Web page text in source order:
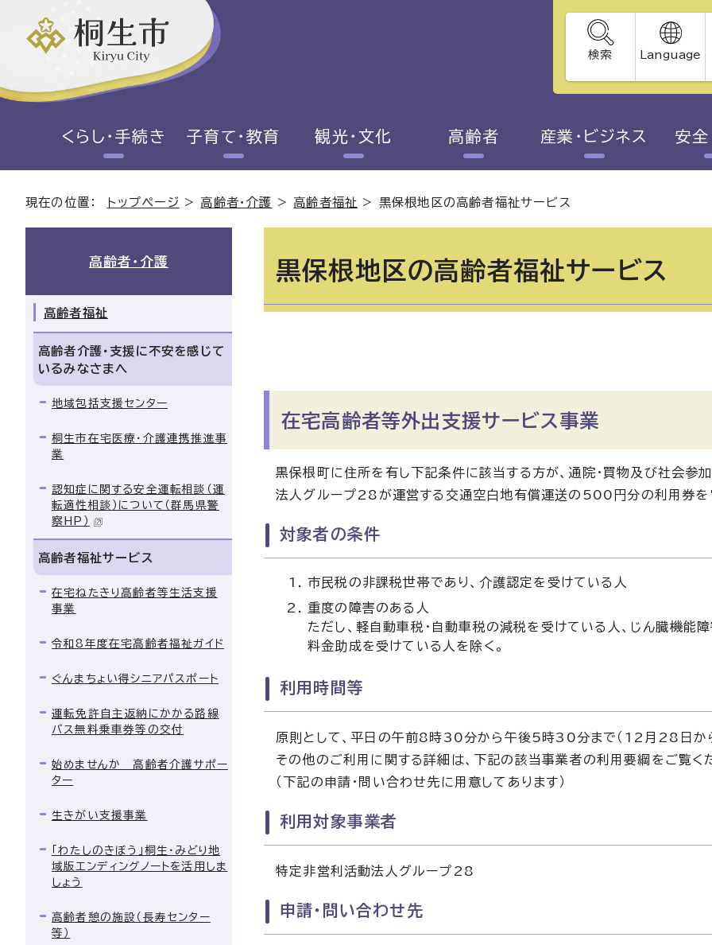
検索 Language
くらし・手続き 子育て・教育 観光・文化 高齢者 産業・ビジネス 安全
現在の位置： トップページ > 高齢者・介護 > 高齢者福祉 > 黒保根地区の高齢者福祉サービス
黒保根地区の高齢者福祉サービス
在宅高齢者等外出支援サービス事業
黒保根町に住所を有し下記条件に該当する方が、通院・買物及び社会参
法人グループ28が運営する交通空白地有償運送の500円分の利用券を
対象者の条件
市民税の非課税世帯であり、介護認定を受けている人
重度の障害のある人
ただし、軽自動車税・自動車税の減税を受けている人、じん臓機能
料金助成を受けている人を除く。
利用時間等
原則として、平日の午前8時30分から午後5時30分まで（12月28日か
その他のご利用に関する詳細は、下記の該当事業者の利用要綱をご覧く
（下記の申請・問い合わせ先に用意してあります）
利用対象事業者
特定非営利活動法人グループ28
申請・問い合わせ先
高齢者・介護
高齢者福祉
高齢者介護・支援に不安を感じて
いるみなさまへ
地域包括支援センター
桐生市在宅医療・介護連携推進事
業
認知症に関する安全運転相談（運
転適性相談）について（群馬県警
察HP）
高齢者福祉サービス
在宅ねたきり高齢者等生活支援
事業
令和8年度在宅高齢者福祉ガイド
ぐんまちょい得シニアパスポート
運転免許自主返納にかかる路線
バス無料乗車券等の交付
始めませんか 高齢者介護サポー
ター
生きがい支援事業
「わたしのきぼう」桐生・みどり地
域版エンディングノートを活用しま
しょう
高齢者憩の施設（長寿センター
等）